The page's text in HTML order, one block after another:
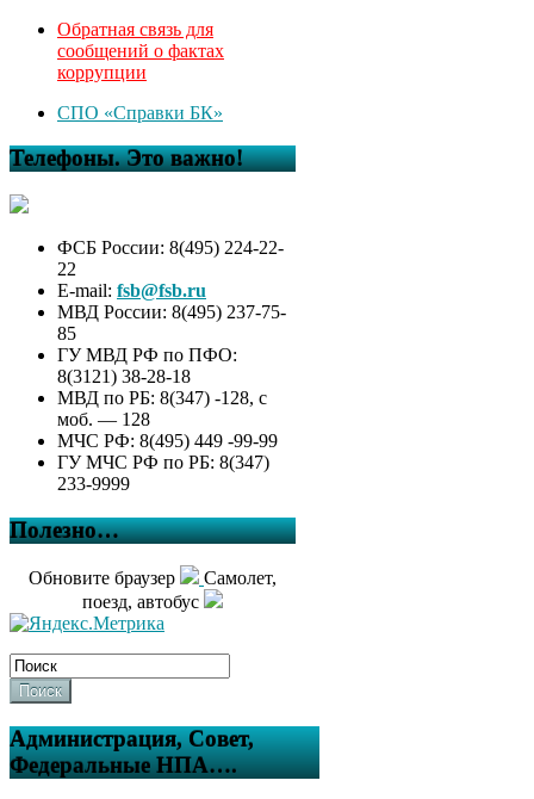
Обратная связь для
сообщений о фактах
коррупции
СПО «Справки БК»
Телефоны. Это важно!
ФСБ России: 8(495) 224-22-
22
E-mail: fsb@fsb.ru
МВД России: 8(495) 237-75-
85
ГУ МВД РФ по ПФО:
8(3121) 38-28-18
МВД по РБ: 8(347) -128, с
моб. — 128
МЧС РФ: 8(495) 449 -99-99
ГУ МЧС РФ по РБ: 8(347)
233-9999
Полезно…
Обновите браузер
Самолет,
поезд, автобус
Поиск
Администрация, Совет,
Федеральные НПА….